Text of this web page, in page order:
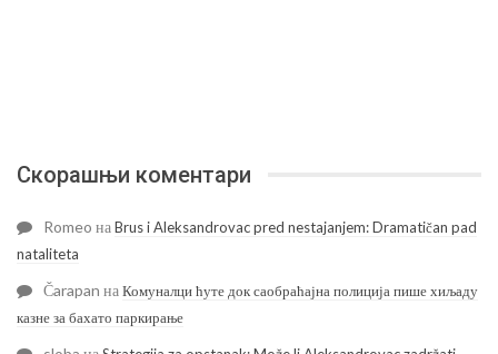
Скорашњи коментари
Romeo наBrus i Aleksandrovac pred nestajanjem: Dramatičan pad
nataliteta
Čarapan наКомуналци ћуте док саобраћајна полиција пише хиљаду
казне за бахато паркирање